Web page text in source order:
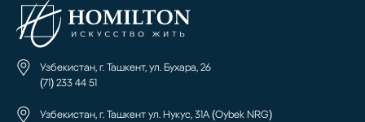
Узбекистан, г. Ташкент, ул. Бухара, 26
(71) 233 44 51
Узбекистан, г. Ташкент ул. Нукус, 31А (Oybek NRG)